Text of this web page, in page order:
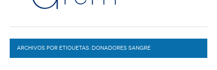
TORREÓN
GÓMEZ PALACIO
LERDO
COAHUILA
DURANGO
DEPORTES
ARCHIVOS POR ETIQUETAS: DONADORES SANGRE